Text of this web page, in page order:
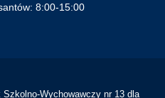
8:00-15:00
Wychowawczy nr 13 dla